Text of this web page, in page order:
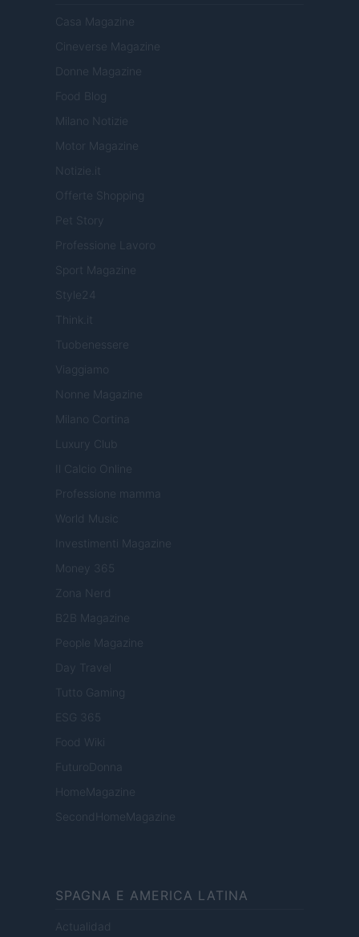
Casa Magazine
Cineverse Magazine
Donne Magazine
Food Blog
Milano Notizie
Motor Magazine
Notizie.it
Offerte Shopping
Pet Story
Professione Lavoro
Sport Magazine
Style24
Think.it
Tuobenessere
Viaggiamo
Nonne Magazine
Milano Cortina
Luxury Club
Il Calcio Online
Professione mamma
World Music
Investimenti Magazine
Money 365
Zona Nerd
B2B Magazine
People Magazine
Day Travel
Tutto Gaming
ESG 365
Food Wiki
FuturoDonna
HomeMagazine
SecondHomeMagazine
SPAGNA E AMERICA LATINA
Actualidad